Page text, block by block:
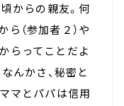
頃からの親友。何
（参加者２）や
らってことだよ
なんかさ、秘密と
マとパパは信用